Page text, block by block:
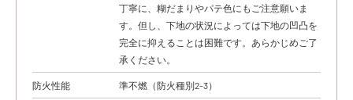
丁寧に、糊だまりやパテ色にもご注意願いま
す。但し、下地の状況によっては下地の凹凸を
完全に抑えることは困難です。あらかじめご了
承ください。
防火性能 準不燃（防火種別2-3）